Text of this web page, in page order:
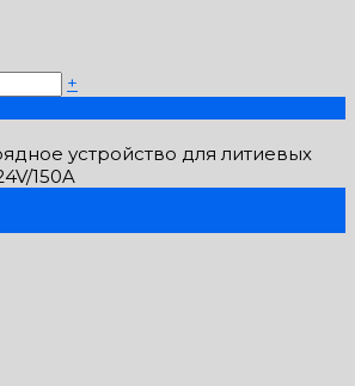
+
устройство для литиевых
150A